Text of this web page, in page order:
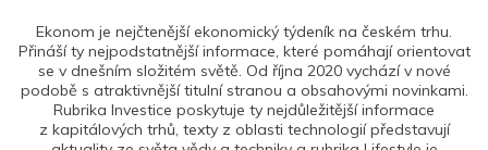
Ekonom je nejčtenější ekonomický týdeník na českém trhu.
Přináší ty nejpodstatnější informace, které pomáhají orientovat
se v dnešním složitém světě. Od října 2020 vychází v nové
podobě s atraktivnější titulní stranou a obsahovými novinkami.
Rubrika Investice poskytuje ty nejdůležitější informace
z kapitálových trhů, texty z oblasti technologií představují